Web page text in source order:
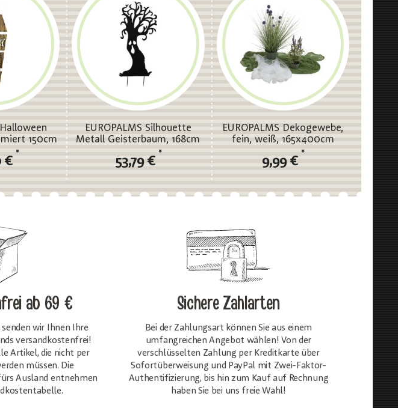
150cm
€
*
EUROPALMS Silhouette
Metall Geisterbaum, 168cm
53,79 €
*
EUROPALMS Dekogewebe,
fein, weiß, 165x400cm
9,99 €
*
ab 69 €
wir Ihnen Ihre
versandkostenfrei!
Artikel, die nicht per
müssen. Die
Ausland entnehmen
Sichere Zahlarten
Bei der Zahlungsart können Sie aus einem
umfangreichen Angebot wählen! Von der
verschlüsselten Zahlung per Kreditkarte über
Sofortüberweisung und PayPal mit Zwei-Faktor-
Authentifizierung, bis hin zum Kauf auf Rechnung
haben Sie bei uns freie Wahl!